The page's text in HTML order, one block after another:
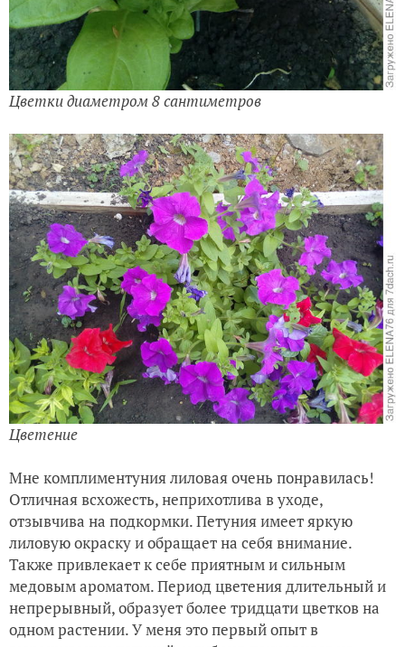
Цветки диаметром 8 сантиметров
Цветение
Мне комплиментуния лиловая очень понравилась!
Отличная всхожесть, неприхотлива в уходе,
отзывчива на подкормки. Петуния имеет яркую
лиловую окраску и обращает на себя внимание.
Также привлекает к себе приятным и сильным
медовым ароматом. Период цветения длительный и
непрерывный, образует более тридцати цветков на
одном растении. У меня это первый опыт в